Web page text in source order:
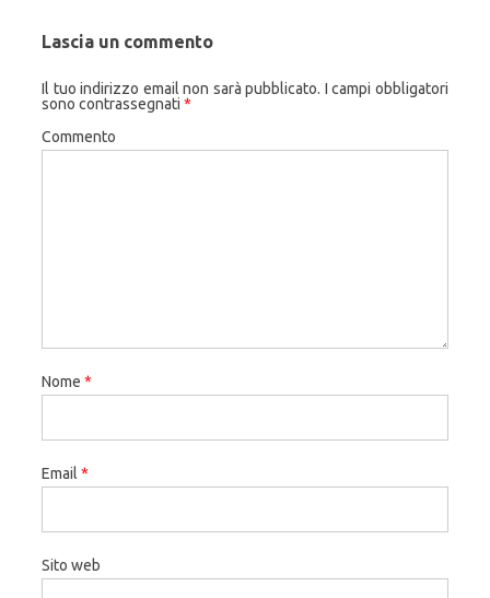
Lascia un commento
Il tuo indirizzo email non sarà pubblicato. I campi obbligatori
sono contrassegnati *
Commento
Nome *
Email *
Sito web